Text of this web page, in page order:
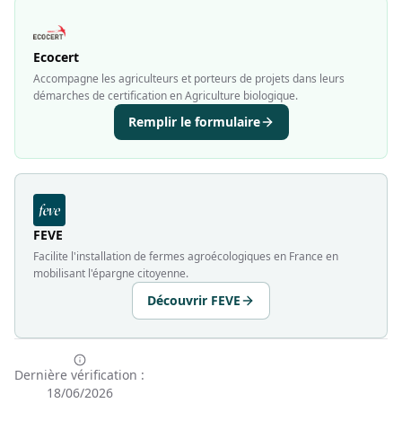
Ecocert
Accompagne les agriculteurs et porteurs de projets dans leurs
démarches de certification en Agriculture biologique.
Remplir le formulaire
FEVE
Facilite l'installation de fermes agroécologiques en France en
mobilisant l'épargne citoyenne.
Découvrir FEVE
Dernière vérification :
18/06/2026